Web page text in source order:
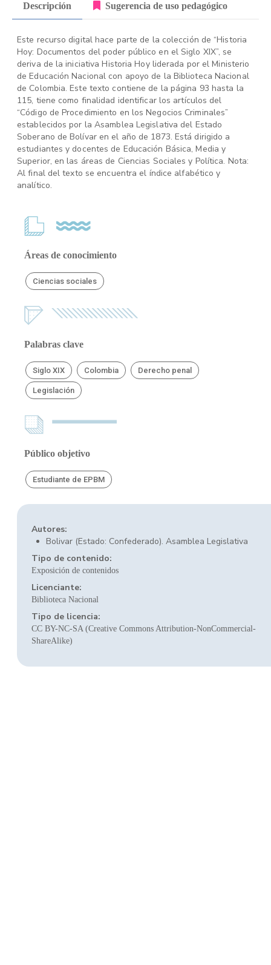
Descripción Sugerencia de uso pedagógico
Este recurso digital hace parte de la colección de “Historia
Hoy: Documentos del poder público en el Siglo XIX”, se
deriva de la iniciativa Historia Hoy liderada por el Ministerio
de Educación Nacional con apoyo de la Biblioteca Nacional
de Colombia. Este texto contiene de la página 93 hasta la
115, tiene como finalidad identificar los artículos del
“Código de Procedimiento en los Negocios Criminales”
establecidos por la Asamblea Legislativa del Estado
Soberano de Bolívar en el año de 1873. Está dirigido a
estudiantes y docentes de Educación Básica, Media y
Superior, en las áreas de Ciencias Sociales y Política. Nota:
Al final del texto se encuentra el índice alfabético y
analítico.
Áreas de conocimiento
Ciencias sociales
Palabras clave
Siglo XIX Colombia Derecho penal
Legislación
Público objetivo
Estudiante de EPBM
Autores:
Bolivar (Estado: Confederado). Asamblea Legislativa
Tipo de contenido:
Exposición de contenidos
Licenciante:
Biblioteca Nacional
Tipo de licencia:
CC BY-NC-SA (Creative Commons Attribution-NonCommercial-
ShareAlike)